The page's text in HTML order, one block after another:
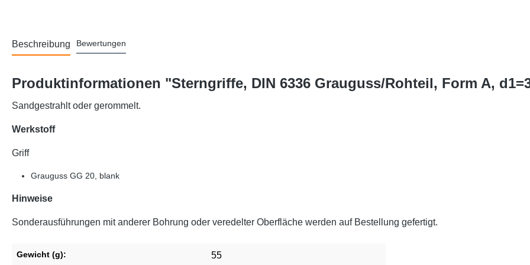
Beschreibung Bewertungen
Produktinformationen "Sterngriffe, DIN 6336 Grauguss/Rohteil, Form A,
Sandgestrahlt oder gerommelt.
Werkstoff
Griff
Grauguss GG 20, blank
Hinweise
Sonderausführungen mit anderer Bohrung oder veredelter Oberfläche werden auf Bestellung gefertigt.
Gewicht (g): 55